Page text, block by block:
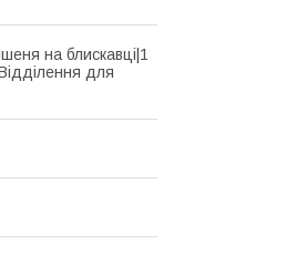
на блискавці|1
для